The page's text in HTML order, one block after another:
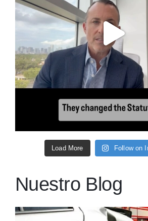
Load More Follow on
Nuestro Blog